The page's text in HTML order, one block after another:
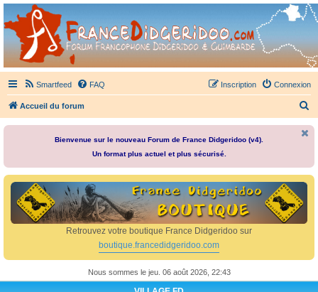
France Didgeridoo
Didgeridoo et Guimbarde sur France Didgeridoo - retrouvez la communauté.
Smartfeed FAQ Connexion
Inscription
Accueil du forum
e
r
Bienvenue sur le nouveau Forum de France Didgeridoo (v4).
Un format plus actuel et plus sécurisé.
Retrouvez votre boutique France Didgeridoo sur
boutique.francedidgeridoo.com
Nous sommes le jeu. 06 août 2026, 22:43